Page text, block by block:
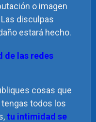
o imagen
disculpas
estará hecho.
de las redes
cosas que
todos los
tu intimidad se